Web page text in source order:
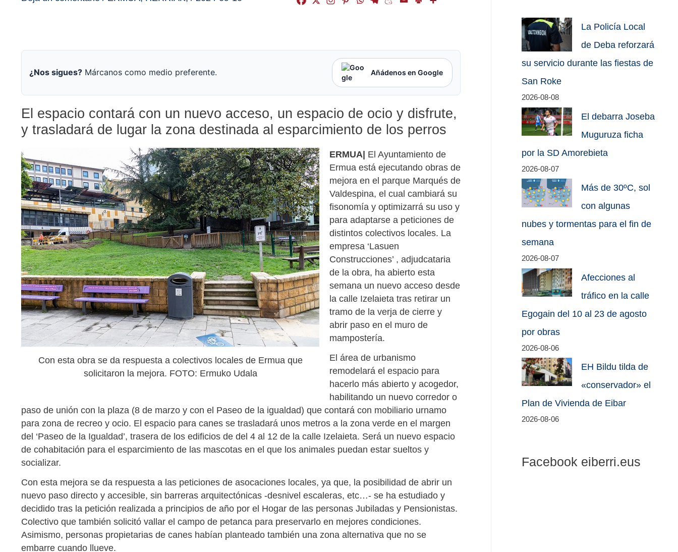
¿Nos sigues? Márcanos como medio preferente. Añádenos en Google
El espacio contará con un nuevo acceso, un espacio de ocio y disfrute,
y trasladará de lugar la zona destinada al esparcimiento de los perros
Con esta obra se da respuesta a colectivos locales de Ermua que
solicitaron la mejora. FOTO: Ermuko Udala
ERMUA| El Ayuntamiento de
Ermua está ejecutando obras de
mejora en el parque Marqués de
Valdespina, el cual cambiará su
fisonomía y optimizarrá su uso y
para adaptarse a peticiones de
distintos colectivos locales. La
empresa ‘Lasuen
Construcciones’ , adjudcataria
de la obra, ha abierto esta
semana un nuevo acceso desde
la calle Izelaieta tras retirar un
tramo de la verja de cierre y
abrir paso en el muro de
mampostería.
El área de urbanismo
remodelará el espacio para
hacerlo más abierto y acogedor,
habilitando un nuevo corredor o
paso de unión con la plaza (8 de marzo y con el Paseo de la igualdad) que contará con mobiliario urnamo
para zona de recreo y ocio. El espacio para canes se trasladará unos metros a la zona verde en el margen
del ‘Paseo de la Igualdad’, trasera de los edificios de del 4 al 12 de la calle Izelaieta. Será un nuevo espacio
de cohabitación para el esparcimiento de las mascotas en el que los animales puedan estar sueltos y
socializar.
Con esta mejora se da respuesta a las peticiones de asocaciones locales, ya que, la posibilidad de abrir un
nuevo paso directo y accesible, sin barreras arquitectónicas -desnivel escaleras, etc…- se ha estudiado y
decidido tras la petición realizada a principios de año por el Hogar de las personas Jubiladas y Pensionistas.
Colectivo que también solicitó vallar el campo de petanca para preservarlo en mejores condiciones.
Asimismo, personas propietarias de canes habían planteado también una zona alternativa que no se
embarre cuando llueve.
La Policía Local
de Deba reforzará
su servicio durante las fiestas de
San Roke
2026-08-08
El debarra Joseba
Muguruza ficha
por la SD Amorebieta
2026-08-07
Más de 30ºC, sol
con algunas
nubes y tormentas para el fin de
semana
2026-08-07
Afecciones al
tráfico en la calle
Egogain del 10 al 23 de agosto
por obras
2026-08-06
EH Bildu tilda de
«conservador» el
Plan de Vivienda de Eibar
2026-08-06
Facebook eiberri.eus